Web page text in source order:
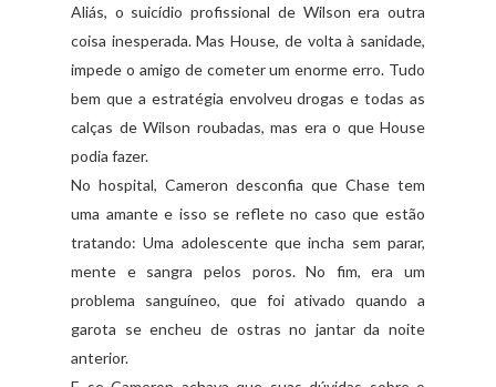
Aliás, o suicídioprofissional de Wilson era outra
coisa inesperada. MasHouse, de volta à sanidade,
impede o amigo de cometer um enorme erro. Tudo
bem que a estratégia envolveu drogas e todas as
calças de Wilson roubadas, mas era o que House
podia fazer.
No hospital, Cameron desconfia que Chase tem
uma amante e isso se refleteno caso que estão
tratando: Uma adolescente que incha sem parar,
mente e sangra pelos poros. No fim, era um
problema sanguíneo, que foi ativado quando a
garota se encheu de ostras no jantar da noite
anterior.